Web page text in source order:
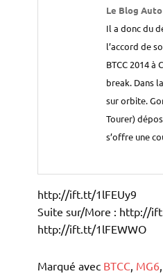
Le Blog
Il a donc du
l’accord de
BTCC 2014
break. Dans
sur orbite.
Tourer)
s’offre une
http://ift.tt/1lFEUy9
Suite sur/More : http://
http://ift.tt/1lFEWWO
Marqué avec BTCC, MG6,